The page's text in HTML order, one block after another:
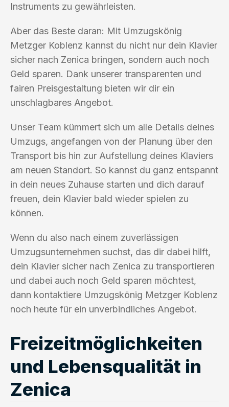
Instruments zu gewährleisten.
Aber das Beste daran: Mit Umzugskönig
Metzger Koblenz kannst du nicht nur dein Klavier
sicher nach Zenica bringen, sondern auch noch
Geld sparen. Dank unserer transparenten und
fairen Preisgestaltung bieten wir dir ein
unschlagbares Angebot.
Unser Team kümmert sich um alle Details deines
Umzugs, angefangen von der Planung über den
Transport bis hin zur Aufstellung deines Klaviers
am neuen Standort. So kannst du ganz entspannt
in dein neues Zuhause starten und dich darauf
freuen, dein Klavier bald wieder spielen zu
können.
Wenn du also nach einem zuverlässigen
Umzugsunternehmen suchst, das dir dabei hilft,
dein Klavier sicher nach Zenica zu transportieren
und dabei auch noch Geld sparen möchtest,
dann kontaktiere Umzugskönig Metzger Koblenz
noch heute für ein unverbindliches Angebot.
Freizeitmöglichkeiten
und Lebensqualität in
Zenica